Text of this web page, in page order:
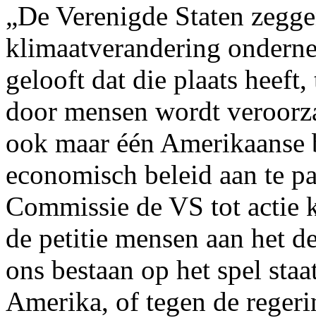
„De Verenigde Staten
klimaatverandering
gelooft dat die plaats
door mensen wordt
ook maar één
economisch beleid aan te
Commissie de VS tot actie
de petitie mensen aan het
ons bestaan op het spel
Amerika, of tegen de